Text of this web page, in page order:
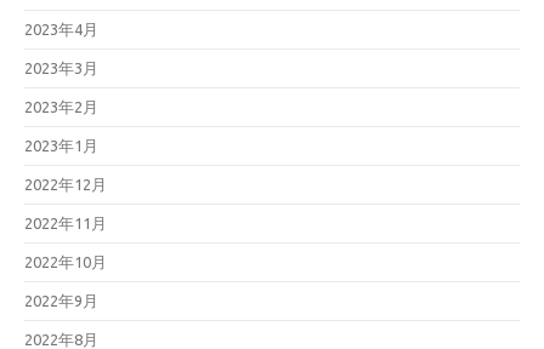
2023年4月
2023年3月
2023年2月
2023年1月
2022年12月
2022年11月
2022年10月
2022年9月
2022年8月